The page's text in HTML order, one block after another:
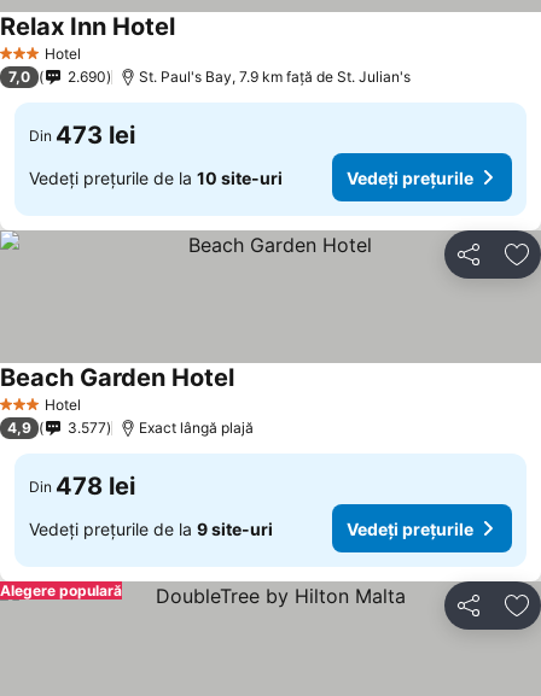
3 SteleHotel
Relax Inn Hotel
7,0 2.690 St. Paul's Bay, 7.9 km faţă de St. Julian's
Din 473 lei
Vedeți prețurile de la 10 site-uri Vedeți prețurile
Distribuiți
3 SteleHotel
Beach Garden Hotel
4,9 3.577 Exact lângă plajă
Din 478 lei
Vedeți prețurile de la 9 site-uri Vedeți prețurile
Distribuiți
Alegere populară